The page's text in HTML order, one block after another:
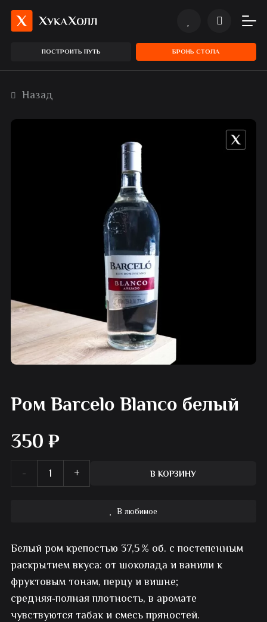
ПОСТРОИТЬ ПУТЬ БРОНЬ СТОЛА
Назад
Ром Barcelo Blanco белый
350 ₽
Количество
Barcelo
Blanco
белый
В КОРЗИНУ
В любимое
Белый ром крепостью 37,5 % об. с постепенным
раскрытием вкуса: от шоколада и ванили к
фруктовым тонам, перцу и вишне;
средняя‑полная плотность, в аромате
чувствуются табак и смесь пряностей.